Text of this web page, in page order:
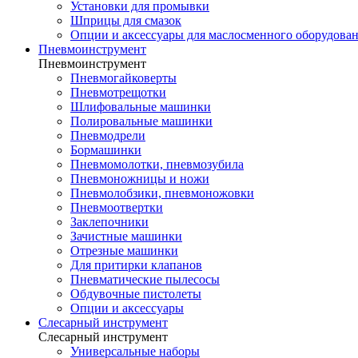
Установки для промывки
Шприцы для смазок
Опции и аксессуары для маслосменного
Пневмоинструмент
Пневмоинструмент
Пневмогайковерты
Пневмотрещотки
Шлифовальные машинки
Полировальные машинки
Пневмодрели
Бормашинки
Пневмомолотки, пневмозубила
Пневмоножницы и ножи
Пневмолобзики, пневмоножовки
Пневмоотвертки
Заклепочники
Зачистные машинки
Отрезные машинки
Для притирки клапанов
Пневматические пылесосы
Обдувочные пистолеты
Опции и аксессуары
Слесарный инструмент
Слесарный инструмент
Универсальные наборы